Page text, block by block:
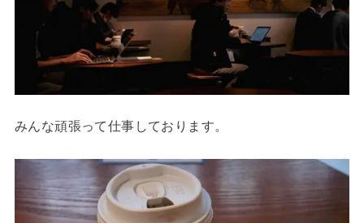
みんな頑張って仕事しております。